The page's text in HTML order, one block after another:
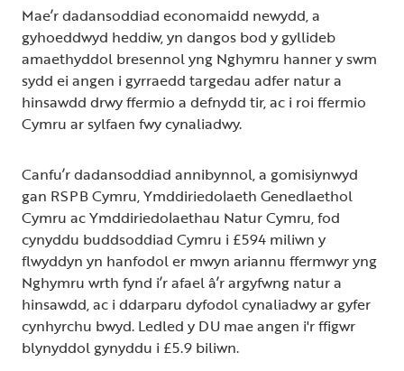
Mae’r dadansoddiad economaidd newydd, a
gyhoeddwyd heddiw, yn dangos bod y gyllideb
amaethyddol bresennol yng Nghymru hanner y swm
sydd ei angen i gyrraedd targedau adfer natur a
hinsawdd drwy ffermio a defnydd tir, ac i roi ffermio
Cymru ar sylfaen fwy cynaliadwy.
Canfu’r dadansoddiad annibynnol, a gomisiynwyd
gan RSPB Cymru, Ymddiriedolaeth Genedlaethol
Cymru ac Ymddiriedolaethau Natur Cymru, fod
cynyddu buddsoddiad Cymru i £594 miliwn y
flwyddyn yn hanfodol er mwyn ariannu ffermwyr yng
Nghymru wrth fynd i’r afael â’r argyfwng natur a
hinsawdd, ac i ddarparu dyfodol cynaliadwy ar gyfer
cynhyrchu bwyd. Ledled y DU mae angen i'r ffigwr
blynyddol gynyddu i £5.9 biliwn.